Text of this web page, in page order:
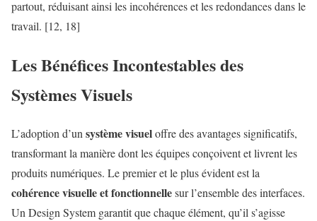
partout, réduisant ainsi les incohérences et les redondances dans le
travail. [12, 18]
Les Bénéfices Incontestables des
Systèmes Visuels
L’adoption d’unsystème visueloffre des avantages significatifs,
transformant la manière dont les équipes conçoivent et livrent les
produits numériques. Le premier et le plus évident est la
cohérence visuelle et fonctionnellesur l’ensemble des interfaces.
Un Design System garantit que chaque élément, qu’il s’agisse